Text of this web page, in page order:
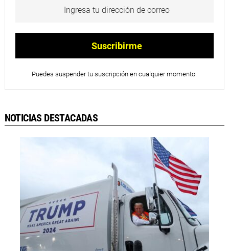
Puedes suspender tu suscripción en cualquier momento.
NOTICIAS DESTACADAS